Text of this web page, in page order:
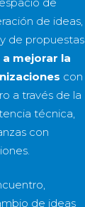
de ideas,
de propuestas
mejorar la
con
a través de la
técnica,
con
de ideas